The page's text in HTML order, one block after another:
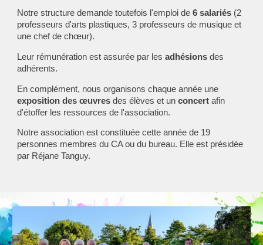
Notre structure demande toutefois l'emploi de6 salariés (2
professeurs d'arts plastiques, 3 professeurs de musique et
une chef de chœur).
Leur rémunération est assurée par lesadhésions des
adhérents.
En complément, nous organisons chaque année une
exposition des œuvresdes élèves et unconcert afin
d'étoffer les ressources de l'association.
Notre association est constituée cette année de 19
personnes membres du CA ou du bureau. Elle est présidée
par Réjane Tanguy.